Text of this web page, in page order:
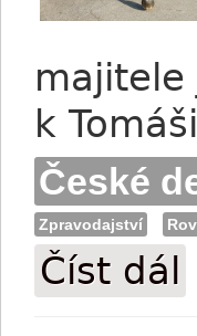
majitele
k
České
Zpravodajství
Číst dál